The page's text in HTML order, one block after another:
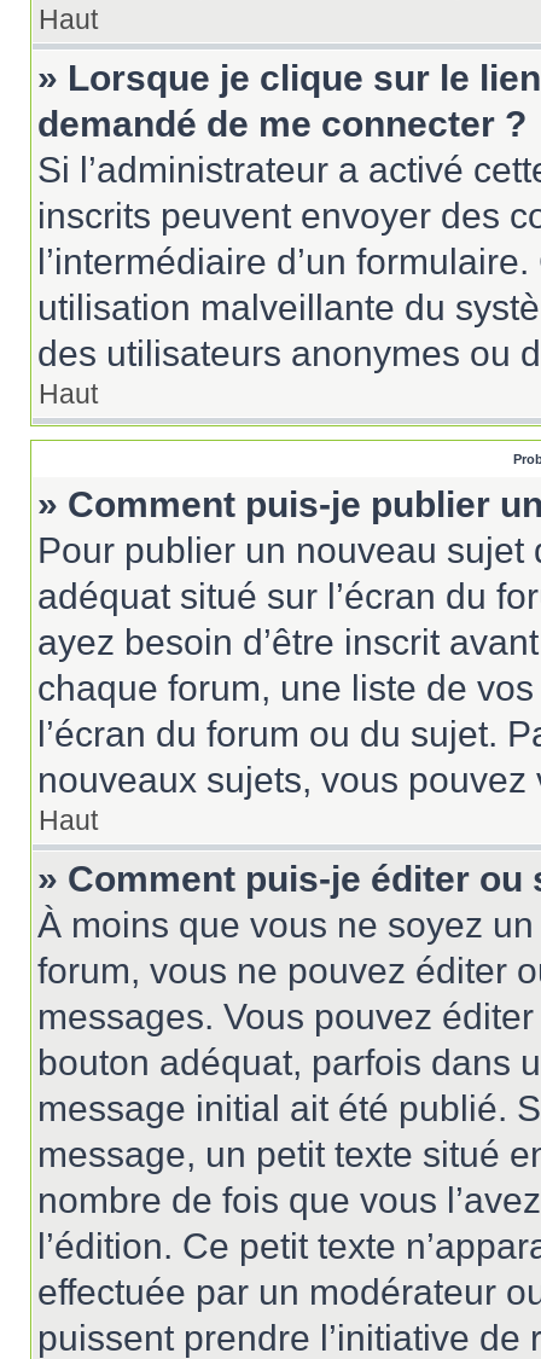
Haut
» Lorsque je clique sur le
demandé de me connecter ?
Si l’administrateur a activé
inscrits peuvent envoyer des
l’intermédiaire d’un
utilisation malveillante du
des utilisateurs anonymes ou
Haut
» Comment puis-je publier
Pour publier un nouveau
adéquat situé sur l’écran du
ayez besoin d’être inscrit
chaque forum, une liste de
l’écran du forum ou du sujet.
nouveaux sujets, vous
Haut
» Comment puis-je éditer
À moins que vous ne soyez
forum, vous ne pouvez éditer
messages. Vous pouvez
bouton adéquat, parfois dans
message initial ait été publié.
message, un petit texte situé
nombre de fois que vous
l’édition. Ce petit texte
effectuée par un modérateur
puissent prendre l’initiative